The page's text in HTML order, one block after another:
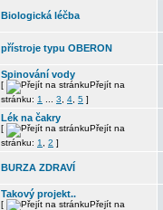
Biologická léčba
přístroje typu OBERON
Spinování vody
[
Přejít na
stránku: 1 3 4 5 ]
Lék na čakry
[
Přejít na
stránku: 1 2 ]
BURZA ZDRAVÍ
Takový projekt..
[
Přejít na